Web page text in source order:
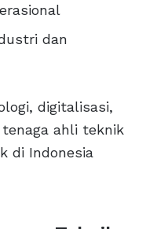
dan
digitalisasi,
ahli teknik
di Indonesia